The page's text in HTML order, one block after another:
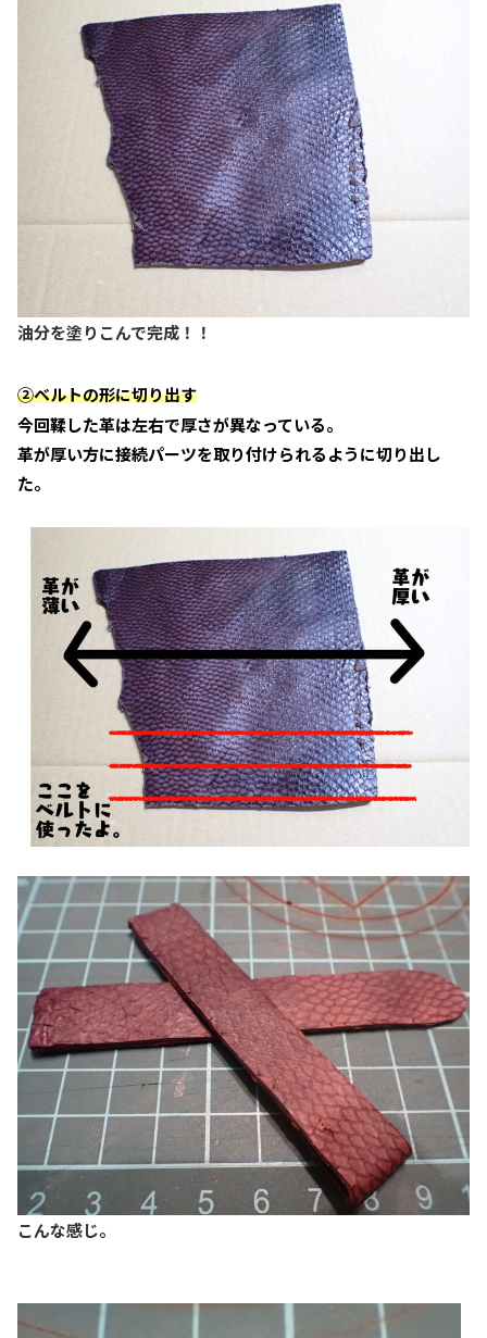
油分を塗りこんで完成！！
②ベルトの形に切り出す
今回鞣した革は左右で厚さが異なっている。
革が厚い方に接続パーツを取り付けられるように切り出し
た。
こんな感じ。